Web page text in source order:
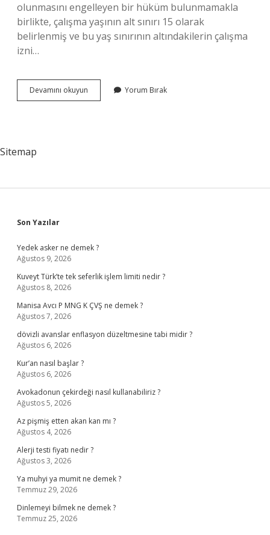
olunmasını engelleyen bir hüküm bulunmamakla
birlikte, çalışma yaşının alt sınırı 15 olarak
belirlenmiş ve bu yaş sınırının altındakilerin çalışma
izni…
Devamını okuyun
Yaş
Yorum Bırak
Sitemap
Sidebar
Son Yazılar
Yedek asker ne demek ?
Ağustos 9, 2026
Kuveyt Türk’te tek seferlik işlem limiti nedir ?
Ağustos 8, 2026
Manisa Avcı P MNG K ÇVŞ ne demek ?
Ağustos 7, 2026
dövizli avanslar enflasyon düzeltmesine tabi midir ?
Ağustos 6, 2026
Kur’an nasıl başlar ?
Ağustos 6, 2026
Avokadonun çekirdeği nasıl kullanabiliriz ?
Ağustos 5, 2026
Az pişmiş etten akan kan mı ?
Ağustos 4, 2026
Alerji testi fiyatı nedir ?
Ağustos 3, 2026
Ya muhyi ya mumit ne demek ?
Temmuz 29, 2026
Dinlemeyi bilmek ne demek ?
Temmuz 25, 2026